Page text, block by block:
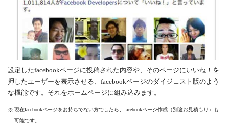
設定したfacebookページに投稿された内容や、そのページにいいね！を
押したユーザーを表示させる、facebookページのダイジェスト版のよう
な機能です。それをホームページに組み込みます。
現在facebookページをお持ちでない方でしたら、facebookページ作成（別途お見積もり）も
可能です。